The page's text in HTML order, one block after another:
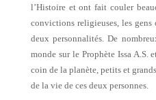
l’Histoire et ont fait couler
convictions religieuses, les gens
deux personnalités. De
monde sur le Prophète Issa A.S.
coin de la planète, petits et
de la vie de ces deux personnes.